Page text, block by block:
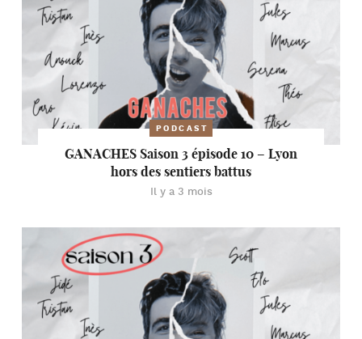
PODCAST
GANACHES Saison 3 épisode 10 – Lyon
hors des sentiers battus
Il y a 3 mois